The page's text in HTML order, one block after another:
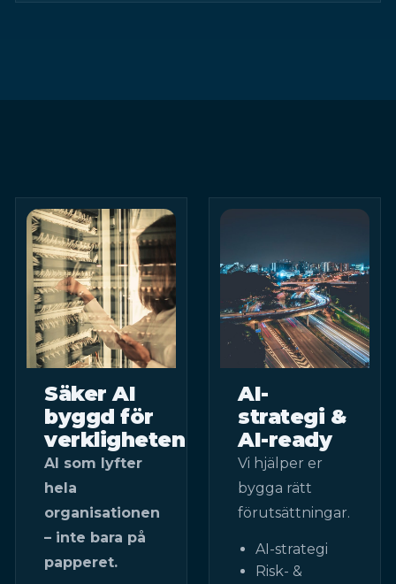
Säker AI
byggd för
verkligheten
AI som lyfter
hela
organisationen
– inte bara på
papperet.
AI-
strategi &
AI-ready
Vi hjälper er
bygga rätt
förutsättningar.
AI-strategi
Risk- &